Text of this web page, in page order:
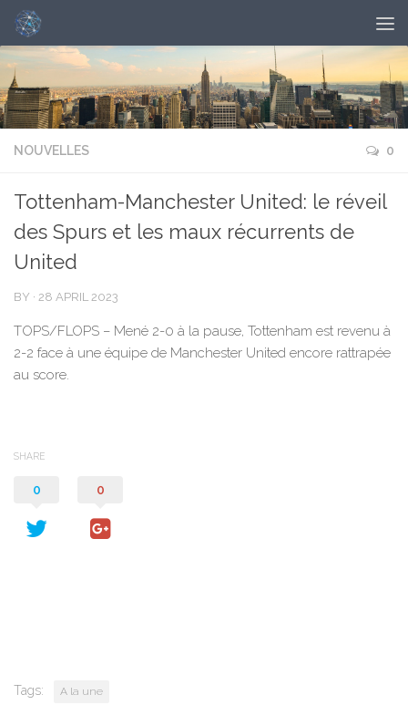
NOUVELLES 0
Tottenham-Manchester United: le réveil
des Spurs et les maux récurrents de
United
BY · 28 APRIL 2023
TOPS/FLOPS – Mené 2-0 à la pause, Tottenham est revenu à
2-2 face à une équipe de Manchester United encore rattrapée
au score.
SHARE
0 0
Tags: A la une